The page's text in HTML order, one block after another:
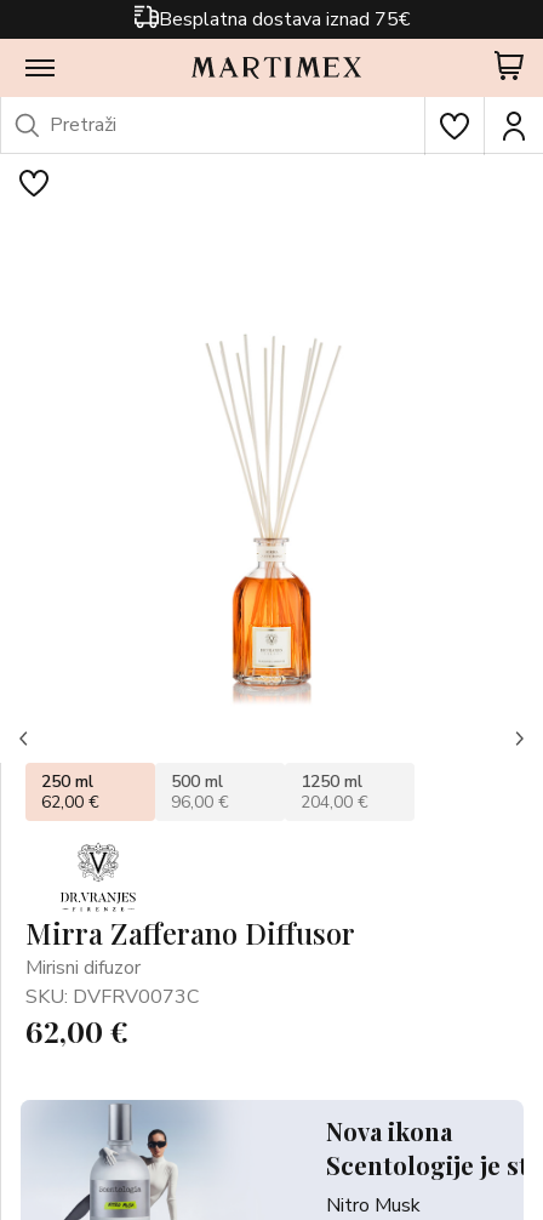
Besplatna dostava iznad 75€
Mirra Zafferano Diffusor
Mirisni difuzor
SKU: DVFRV0073C
62,00 €
Nova ikona
Scentologije je
Nitro Musk
250 ml
62,00 €
500 ml
96,00 €
1250 ml
204,00 €